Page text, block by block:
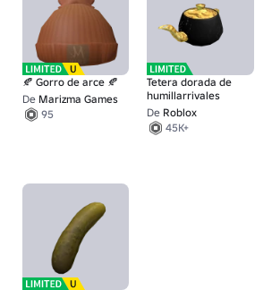
🍂 Gorro de arce 🍂
De Marizma Games
95
Tetera dorada de
humillarrivales
De Roblox
45K+